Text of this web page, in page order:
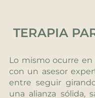
TERAPIA
Lo mismo ocurre
con un asesor
entre seguir
una alianza sólida,